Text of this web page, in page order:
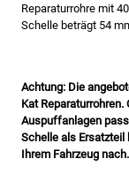
Reparaturrohre mit
Schelle beträgt 54
Achtung: Die
Kat
Auspuffanlagen
Schelle als Ersatzteil
Ihrem Fahrzeug nach.